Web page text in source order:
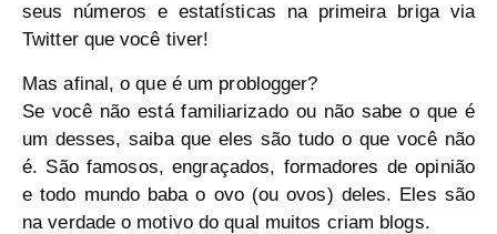
seus números e estatísticas na primeira briga via
Twitter que você tiver!
Mas afinal, o que é um problogger?
Se você não está familiarizado ou não sabe o que é
um desses, saiba que eles são tudo o que você não
é. São famosos, engraçados, formadores de opinião
e todo mundo baba o ovo (ou ovos) deles. Eles são
na verdade o motivo do qual muitos criam blogs.